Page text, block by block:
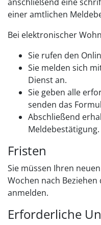
einer amtlichen
Bei elektronischer
Sie rufen den
Sie melden sich
Dienst an.
Sie geben alle
senden das
Abschließend
Meldebestätigung.
Fristen
Sie müssen Ihren
Wochen nach
anmelden.
Erforderliche